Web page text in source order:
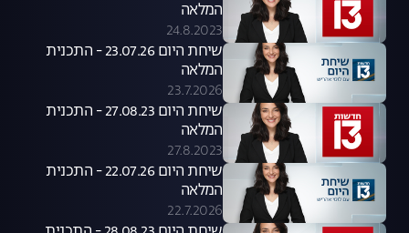
המלאה
24.8.2023
שיחת היום 23.07.26 - התכנית
המלאה
23.7.2026
שיחת היום 27.08.23 - התכנית
המלאה
27.8.2023
שיחת היום 22.07.26 - התכנית
המלאה
22.7.2026